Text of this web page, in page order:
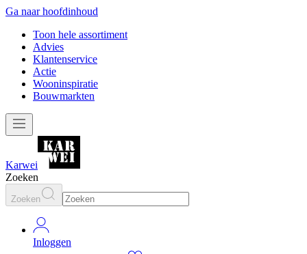
Ga naar hoofdinhoud
Toon hele assortiment
Advies
Klantenservice
Actie
Wooninspiratie
Bouwmarkten
Karwei
Zoeken
Zoeken
Inloggen